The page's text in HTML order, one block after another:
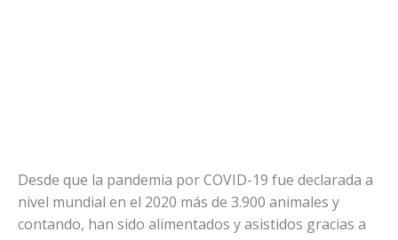
Desde que la pandemia por COVID-19 fue declarada a
nivel mundial en el 2020 más de 3.900 animales y
contando, han sido alimentados y asistidos gracias a